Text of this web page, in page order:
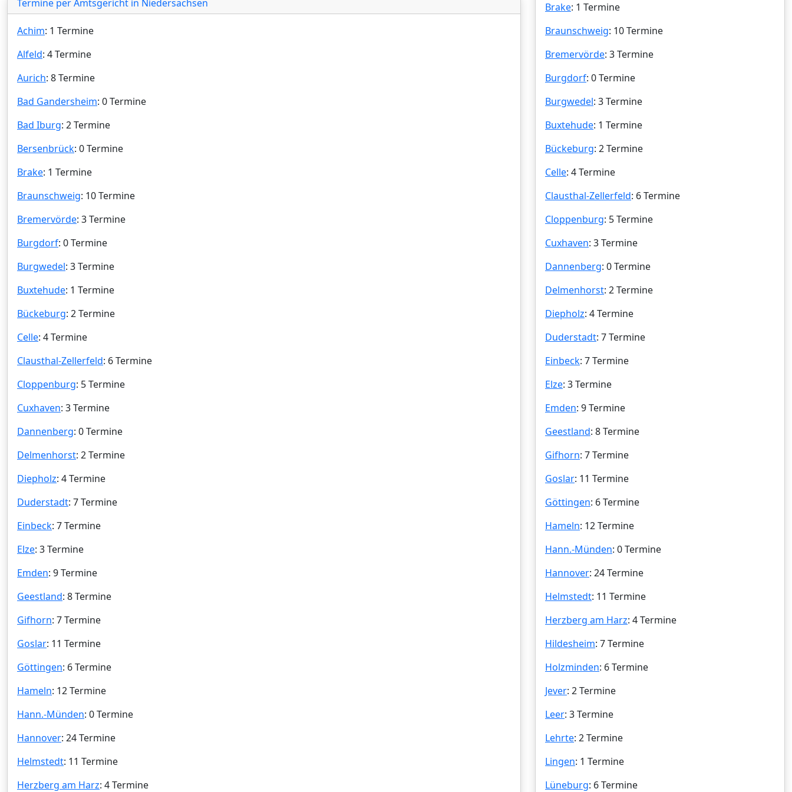
Termine per Amtsgericht in Niedersachsen
Achim: 1 Termine
Alfeld: 4 Termine
Aurich: 8 Termine
Bad Gandersheim: 0 Termine
Bad Iburg: 2 Termine
Bersenbrück: 0 Termine
Brake: 1 Termine
Braunschweig: 10 Termine
Bremervörde: 3 Termine
Burgdorf: 0 Termine
Burgwedel: 3 Termine
Buxtehude: 1 Termine
Bückeburg: 2 Termine
Celle: 4 Termine
Clausthal-Zellerfeld: 6 Termine
Cloppenburg: 5 Termine
Cuxhaven: 3 Termine
Dannenberg: 0 Termine
Delmenhorst: 2 Termine
Diepholz: 4 Termine
Duderstadt: 7 Termine
Einbeck: 7 Termine
Elze: 3 Termine
Emden: 9 Termine
Geestland: 8 Termine
Gifhorn: 7 Termine
Goslar: 11 Termine
Göttingen: 6 Termine
Hameln: 12 Termine
Hann.-Münden: 0 Termine
Hannover: 24 Termine
Helmstedt: 11 Termine
Herzberg am Harz: 4 Termine
Brake: 1 Termine
Braunschweig: 10 Termine
Bremervörde: 3 Termine
Burgdorf: 0 Termine
Burgwedel: 3 Termine
Buxtehude: 1 Termine
Bückeburg: 2 Termine
Celle: 4 Termine
Clausthal-Zellerfeld: 6 Termine
Cloppenburg: 5 Termine
Cuxhaven: 3 Termine
Dannenberg: 0 Termine
Delmenhorst: 2 Termine
Diepholz: 4 Termine
Duderstadt: 7 Termine
Einbeck: 7 Termine
Elze: 3 Termine
Emden: 9 Termine
Geestland: 8 Termine
Gifhorn: 7 Termine
Goslar: 11 Termine
Göttingen: 6 Termine
Hameln: 12 Termine
Hann.-Münden: 0 Termine
Hannover: 24 Termine
Helmstedt: 11 Termine
Herzberg am Harz: 4 Termine
Hildesheim: 7 Termine
Holzminden: 6 Termine
Jever: 2 Termine
Leer: 3 Termine
Lehrte: 2 Termine
Lingen: 1 Termine
Lüneburg: 6 Termine